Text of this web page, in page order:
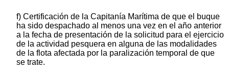
f) Certificación de la Capitanía Marítima de que el buque
ha sido despachado al menos una vez en el año anterior
a la fecha de presentación de la solicitud para el ejercicio
de la actividad pesquera en alguna de las modalidades
de la flota afectada por la paralización temporal de que
se trate.